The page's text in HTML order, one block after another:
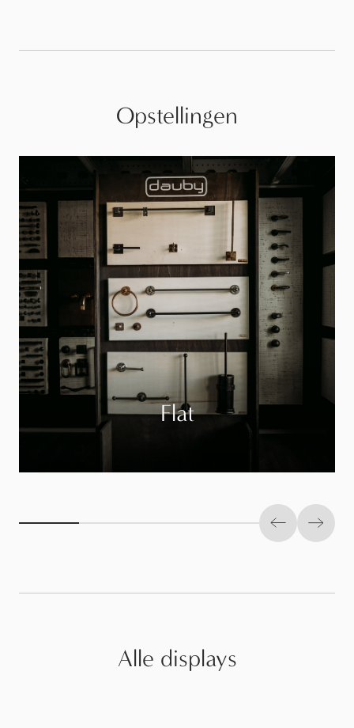
Opstellingen
Flat
PreviousNext
Alle displays